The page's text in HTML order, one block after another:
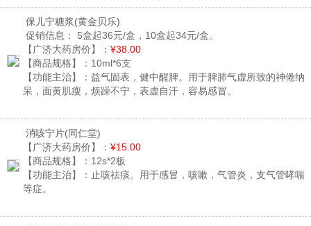
保儿宁糖浆(黄金贝乐)
促销信息：
5盒起36元/盒，10盒起34元/盒。
【广济大药房价】： ¥38.00
【商品规格】： 10ml*6支
【功能主治】： 益气固表，健中醒脾。用于脾肺气虚所致的神倦纳
呆，面黄肌瘦，烦躁不宁，表虚自汗，容易感冒。
消咳宁片(同仁堂)
【广济大药房价】： ¥15.00
【商品规格】： 12s*2板
【功能主治】： 止咳祛痰。用于感冒，咳嗽，气管炎，支气管哮喘
等症。